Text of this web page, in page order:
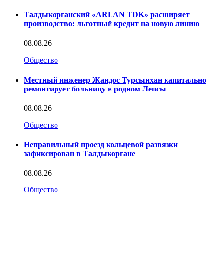
Талдыкорганский «ARLAN TDK» расширяет
производство: льготный кредит на новую линию
08.08.26
Общество
Местный инженер Жандос Турсынхан капитально
ремонтирует больницу в родном Лепсы
08.08.26
Общество
Неправильный проезд кольцевой развязки
зафиксирован в Талдыкоргане
08.08.26
Общество